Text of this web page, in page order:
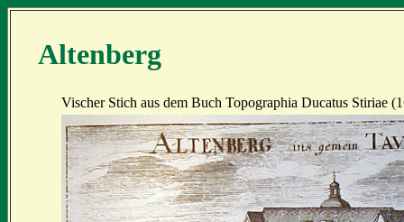
Altenberg
Vischer Stich aus dem Buch Topographia Ducatus Stiriae